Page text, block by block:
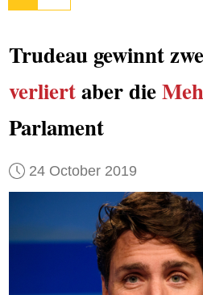
Trudeau gewinnt
verliertaber die
Parlament
24 October 2019